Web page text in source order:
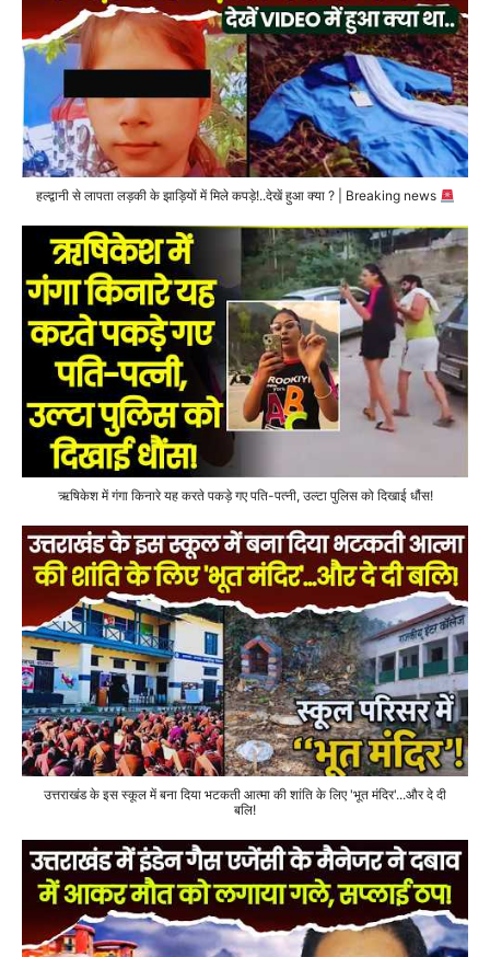
हल्द्वानी से लापता लड़की के झाड़ियों में मिले कपड़े!..देखें हुआ क्या ? | Breaking news
ऋषिकेश में गंगा किनारे यह करते पकड़े गए पति-पत्नी, उल्टा पुलिस को दिखाई धौंस!
उत्तराखंड के इस स्कूल में बना दिया भटकती आत्मा की शांति के लिए 'भूत मंदिर'...और दे दी
बलि!